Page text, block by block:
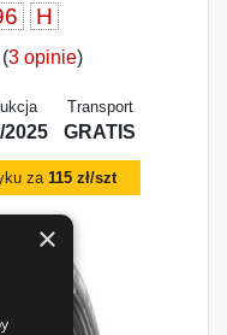
H
(3 opinie)
2025
Transport
GRATIS
za 115 zł/szt
×